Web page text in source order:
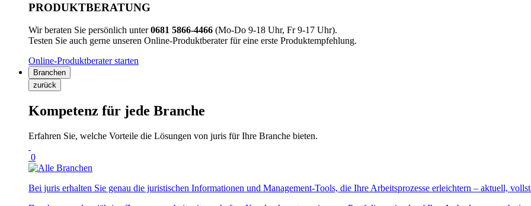
PRODUKTBERATUNG
Wir beraten Sie persönlich unter0681 5866-4466 (Mo-Do 9-18 Uhr, Fr 9-17 Uhr).
Testen Sie auch gerne unseren Online-Produktberater für eine erste Produktempfehlung.
Online-Produktberater starten
Branchen
zurück
Kompetenz für jede Branche
Erfahren Sie, welche Vorteile die Lösungen von juris für Ihre Branche bieten.
0
Bei juris erhalten Sie genau die juristischen Informationen und Management-Tools, die Ihre Arbeitsprozesse erleichtern – aktuell,